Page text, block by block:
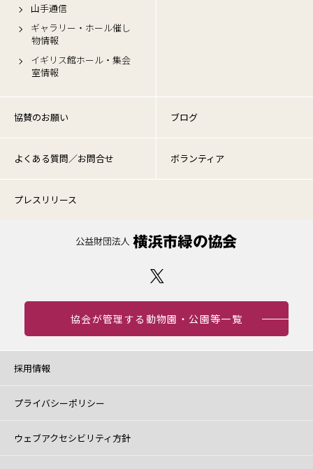
山手通信
ギャラリー・ホール催し
物情報
イギリス館ホール・集会
室情報
協賛のお願い ブログ
よくある質問／お問合せ ボランティア
プレスリリース
協会が管理する動物園・公園等一覧
採用情報
プライバシーポリシー
ウェブアクセシビリティ方針